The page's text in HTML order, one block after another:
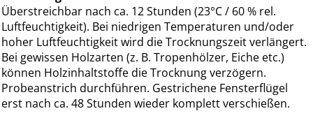
Überstreichbar nach ca. 12 Stunden (23°C / 60 % rel.
Luftfeuchtigkeit). Bei niedrigen Temperaturen und/oder
hoher Luftfeuchtigkeit wird die Trocknungszeit verlängert.
Bei gewissen Holzarten (z. B. Tropenhölzer, Eiche etc.)
können Holzinhaltstoffe die Trocknung verzögern.
Probeanstrich durchführen. Gestrichene Fensterflügel
erst nach ca. 48 Stunden wieder komplett verschießen.